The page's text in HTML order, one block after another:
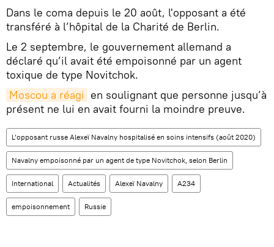
Dans le coma depuis le 20 août, l'opposant a été
transféré à l’hôpital de la Charité de Berlin.
Le 2 septembre, le gouvernement allemand a
déclaré qu’il avait été empoisonné par un agent
toxique de type Novitchok.
Moscou a réagi en soulignant que personne jusqu’à
présent ne lui en avait fourni la moindre preuve.
L’opposant russe Alexeï Navalny hospitalisé en soins intensifs (août 2020)
Navalny empoisonné par un agent de type Novitchok, selon Berlin
International Actualités Alexeï Navalny A234
empoisonnement Russie